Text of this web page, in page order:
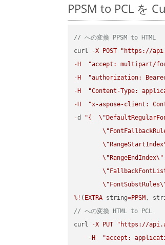
PPSM to PCL を
// への変換 PPSM to HTML
curl
-X POST
"https://
- H
"accept: multipart/
- H
"authorization:
- H
"Content-Type:
- H
"x-aspose-client:
-d "{ \"
\"
\" RangeStartIndex
\" RangeEndIndex\"
\"
\" FontSubstRules
%! ( EXTRA string=PPSM ,
// への変換 HTML to PCL
curl
-X PUT
"https://
- H
"accept: